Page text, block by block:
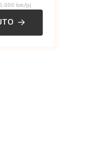
km/pj